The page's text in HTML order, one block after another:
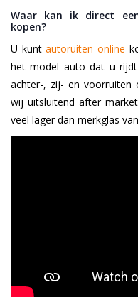
Waar kan ik direct
kopen?
U kuntautoruiten online
het model auto dat u rijdt
achter-, zij- en voorruiten
wij uitsluitend after
veel lager dan merkglas